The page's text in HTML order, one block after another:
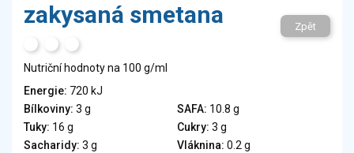
Vejce
Veganské a vegetariánské výrobky
Tuky
Obiloviny, mouka, cereální výrobky
zakysaná smetana Zpět
Nutriční hodnoty na 100 g/ml
Energie: 720 kJ
Bílkoviny: 3 g SAFA: 10.8 g
Tuky: 16 g Cukry: 3 g
Sacharidy: 3 g Vláknina: 0.2 g